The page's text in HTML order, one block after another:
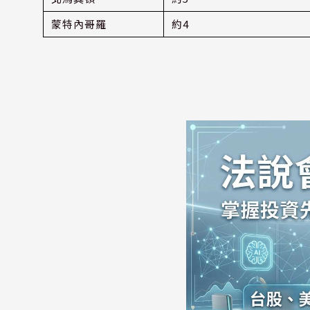
蒙特內哥羅
約4